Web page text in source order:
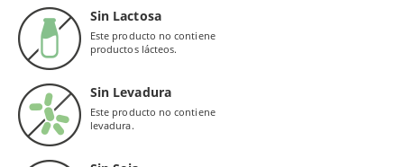
Sin Lactosa
Este producto no contiene
productos lácteos.
Sin Levadura
Este producto no contiene
levadura.